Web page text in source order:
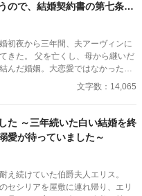
ので、結婚契約書の第七条を
初夜から三年間、夫アーヴィンに
母から継いだ
んだ婚姻。大恋愛ではなかった。
か穏やかな夫婦になれるかもしれ
年ぶりに屋敷へ
りの妻でいればいい」 そう告
婚姻契約書を取り出す。 第七
含めようとした場合、妻は即時離
請求できる。 一か月前、王
われて、セレスティアはようやく
文字数：14,065
た ～三年続いた白い結婚を終
愛が待っていました～
え続けていた伯爵夫人エリス。
セシリアを屋敷に連れ帰り、エリ